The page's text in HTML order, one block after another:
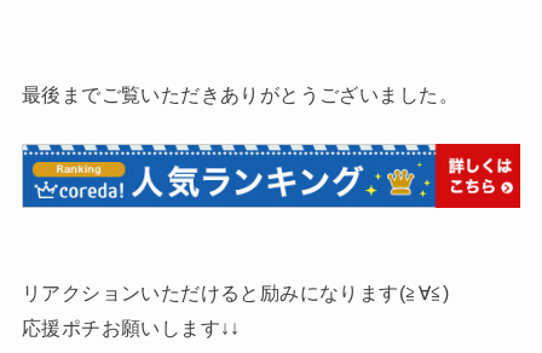
最後までご覧いただきありがとうございました。
リアクションいただけると励みになります(≧∀≦)
応援ポチお願いします↓↓